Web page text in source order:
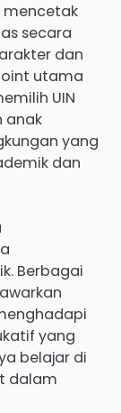
mencetak
secara
dan
utama
UIN
anak
yang
dan
Berbagai
yang
belajar di
dalam